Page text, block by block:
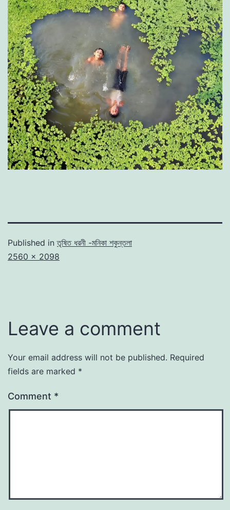
Published inতৃষিত ধরনী -মনিকা শকুন্তলা
Full
2560 × 2098
Leave a comment
Your email address will not be published. Required
fields are marked *
Comment *